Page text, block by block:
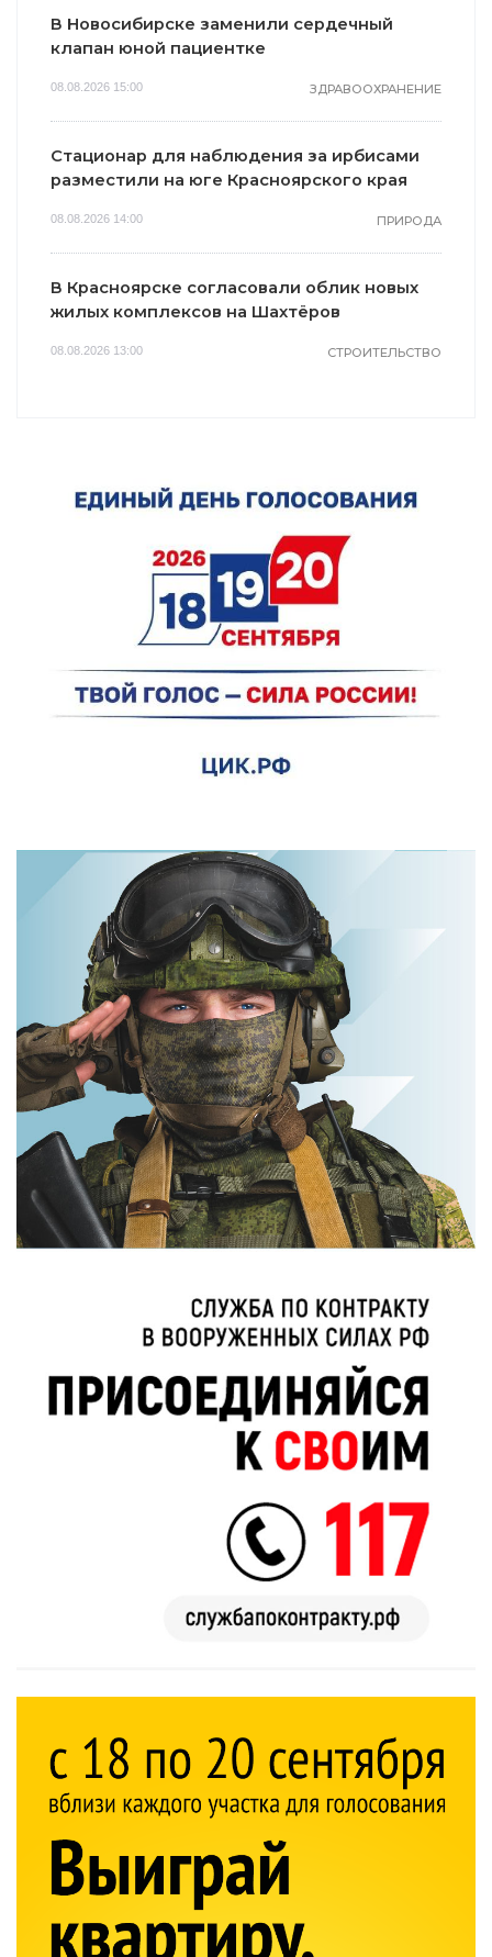
В Новосибирске заменили сердечный
клапан юной пациентке
08.08.2026 15:00 ЗДРАВООХРАНЕНИЕ
Стационар для наблюдения за ирбисами
разместили на юге Красноярского края
08.08.2026 14:00 ПРИРОДА
В Красноярске согласовали облик новых
жилых комплексов на Шахтёров
08.08.2026 13:00 СТРОИТЕЛЬСТВО